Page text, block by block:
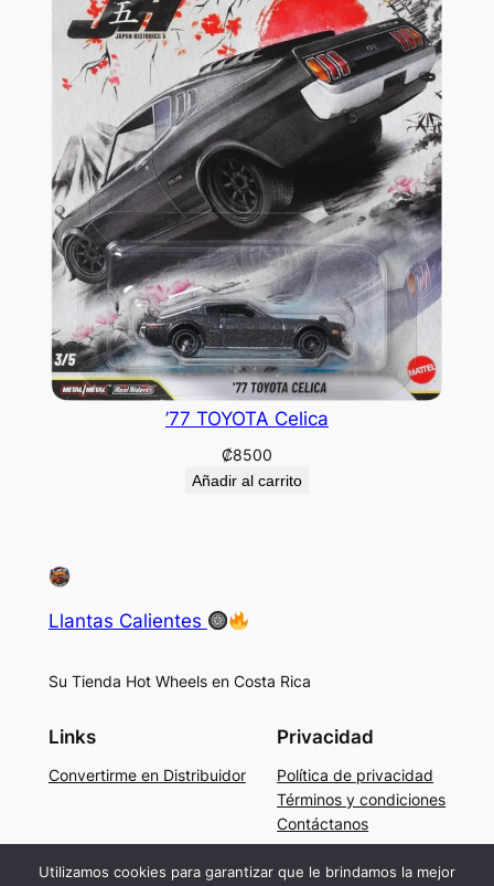
’77 TOYOTA Celica
₡8500
Añadir al carrito
Llantas Calientes
Su Tienda Hot Wheels en Costa Rica
Links
Convertirme en Distribuidor
Privacidad
Política de privacidad
Términos y condiciones
Contáctanos
Social
Utilizamos cookies para garantizar que le brindamos la mejor